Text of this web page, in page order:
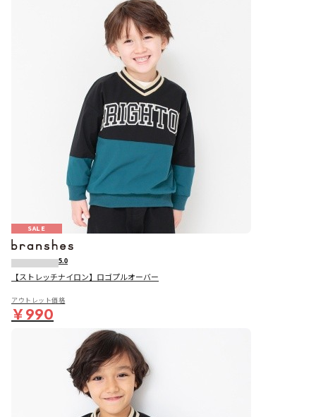
SALE
5.0
【ストレッチナイロン】ロゴプルオーバー
アウトレット価格
￥990